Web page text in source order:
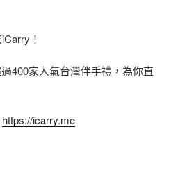
！
400家人氣台灣伴手禮，為你直
https://icarry.me